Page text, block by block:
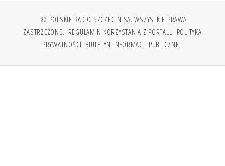
© POLSKIE RADIO SZCZECIN SA. WSZYSTKIE PRAWA
ZASTRZEŻONE. REGULAMIN KORZYSTANIA Z PORTALU POLITYKA
PRYWATNOŚCI BIULETYN INFORMACJI PUBLICZNEJ